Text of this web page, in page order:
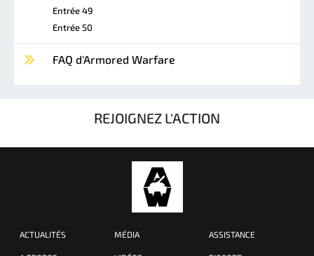
Entrée 49
Entrée 50
FAQ d'Armored Warfare
REJOIGNEZ L'ACTION
ACTUALITÉS MÉDIA ASSISTANCE